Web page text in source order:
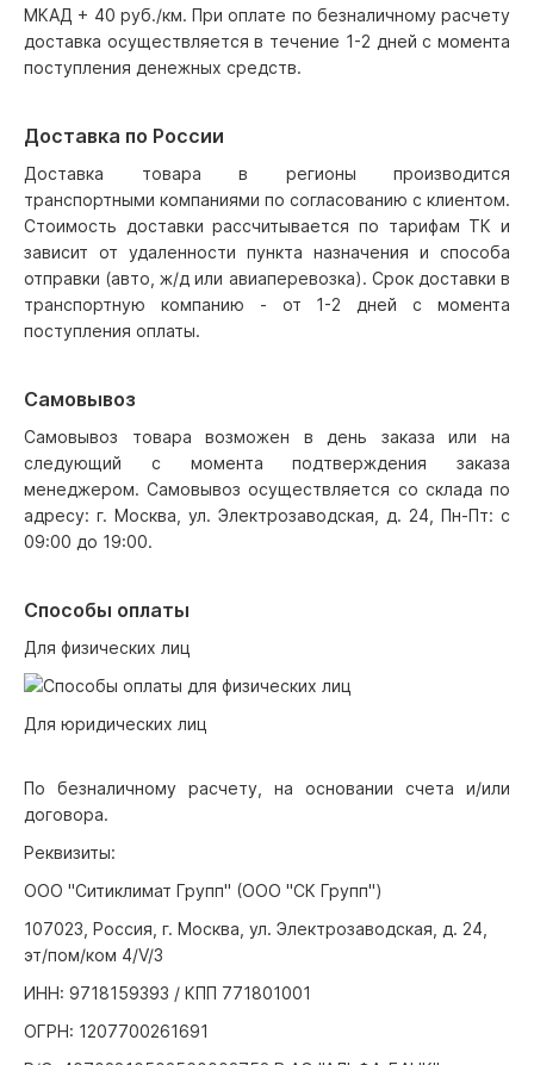
МКАД + 40 руб./км. При оплате по безналичному расчету
доставка осуществляется в течение 1-2 дней с момента
поступления денежных средств.
Доставка по России
Доставка товара в регионы производится
транспортными компаниями по согласованию с клиентом.
Стоимость доставки рассчитывается по тарифам ТК и
зависит от удаленности пункта назначения и способа
отправки (авто, ж/д или авиаперевозка). Срок доставки в
транспортную компанию - от 1-2 дней с момента
поступления оплаты.
Самовывоз
Самовывоз товара возможен в день заказа или на
следующий с момента подтверждения заказа
менеджером. Самовывоз осуществляется со склада по
адресу: г. Москва, ул. Электрозаводская, д. 24, Пн-Пт: с
09:00 до 19:00.
Способы оплаты
Для физических лиц
Для юридических лиц
По безналичному расчету, на основании счета и/или
договора.
Реквизиты:
ООО "Ситиклимат Групп" (ООО "СК Групп")
107023, Россия, г. Москва, ул. Электрозаводская, д. 24,
эт/пом/ком 4/V/3
ИНН: 9718159393 / КПП 771801001
ОГРН: 1207700261691